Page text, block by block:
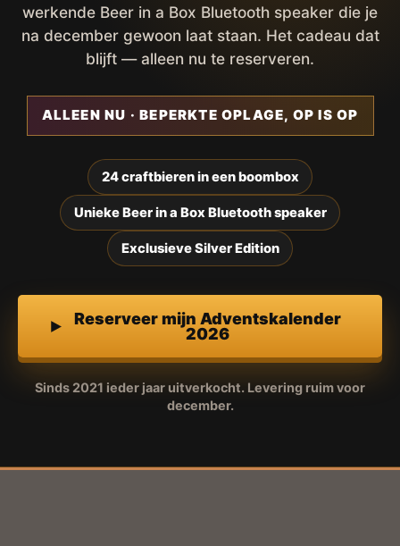
werkende Beer in a Box Bluetooth speaker die je
na december gewoon laat staan. Het cadeau dat
blijft — alleen nu te reserveren.
ALLEEN NU · BEPERKTE OPLAGE, OP IS OP
24 craftbieren in een boombox
Unieke Beer in a Box Bluetooth speaker
Exclusieve Silver Edition
Reserveer mijn Adventskalender
2026
Sinds 2021 ieder jaar uitverkocht. Levering ruim voor
december.